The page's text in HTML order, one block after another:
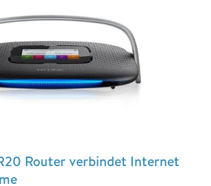
Router verbindet Internet